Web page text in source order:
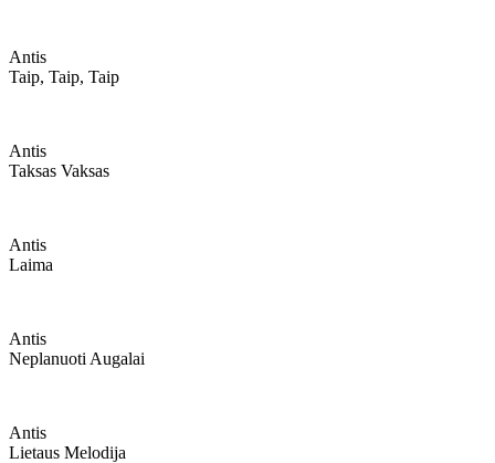
Antis
Taip, Taip, Taip
Antis
Taksas Vaksas
Antis
Laima
Antis
Neplanuoti Augalai
Antis
Lietaus Melodija